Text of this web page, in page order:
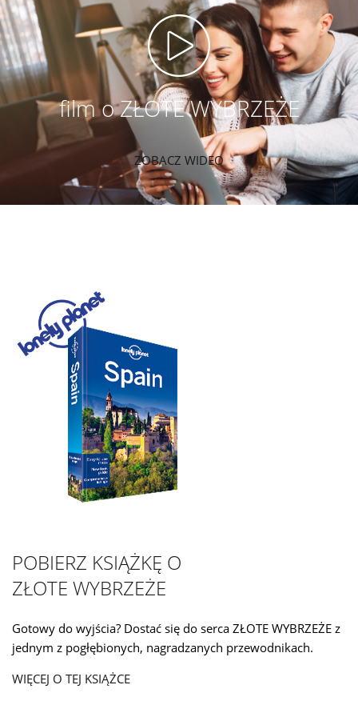
film o ZŁOTE WYBRZEŻE
ZOBACZ WIDEO
POBIERZ KSIĄŻKĘ O
ZŁOTE WYBRZEŻE
Gotowy do wyjścia? Dostać się do serca ZŁOTE WYBRZEŻE z
jednym z pogłębionych, nagradzanych przewodnikach.
WIĘCEJ O TEJ KSIĄŻCE